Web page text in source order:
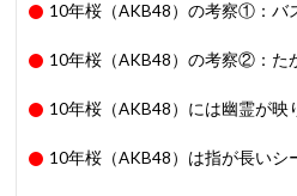
10年桜（AKB48）の考察①：バ
10年桜（AKB48）の考察②：た
10年桜（AKB48）には幽霊が映
10年桜（AKB48）は指が長いシ